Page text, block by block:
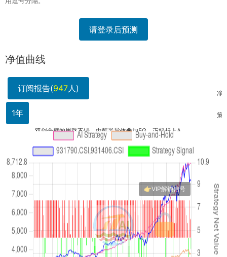
请登录后预测
净值曲线
订阅报告(947人)
1年
净值
双剑合璧的思路不错，中韩半导体叠加5G，正好赶上A...
策略净